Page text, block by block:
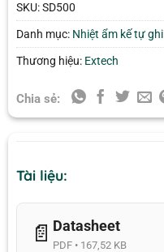
SKU:SD500
Danh mục: Nhiệt ẩm kế tự ghi
Thương hiệu: Extech
Chia sẻ:
Tài liệu:
📄 Datasheet
PDF • 167,52 KB